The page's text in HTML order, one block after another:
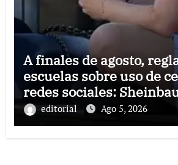
A finales de agosto,
escuelas sobre uso de
redes sociales:
editorial Ago 5, 2026